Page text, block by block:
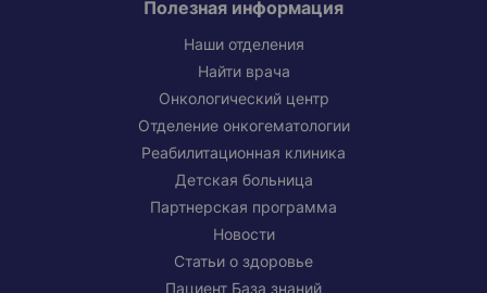
Полезная информация
Наши отделения
Найти врача
Онкологический центр
Отделение онкогематологии
Реабилитационная клиника
Детская больница
Партнерская программа
Новости
Статьи о здоровье
Пациент База знаний